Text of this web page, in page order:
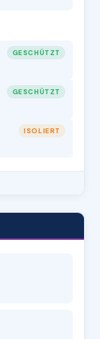
GESCHÜTZT
GESCHÜTZT
ISOLIERT